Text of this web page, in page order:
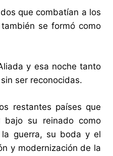
que combatían a los
se formó como
y esa noche tanto
ser reconocidas.
restantes países que
bajo su reinado como
la guerra, su boda y el
y modernización de la